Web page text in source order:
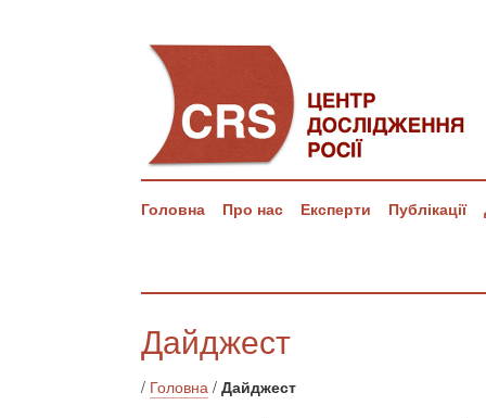
Головна Про нас Експерти Публікації
Дайджест
/ Головна / Дайджест